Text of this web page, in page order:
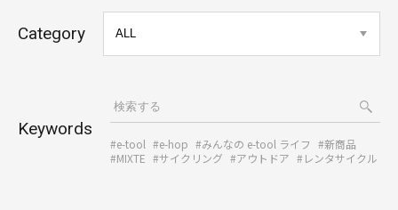
Category
Keywords
#e-tool #e-hop #みんなの e-tool ライフ #新商品
#MIXTE #サイクリング #アウトドア #レンタサイクル